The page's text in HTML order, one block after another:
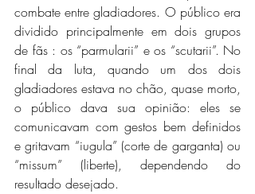
combate entre gladiadores. O público era
dividido principalmente em dois grupos
de fãs : os “parmularii” e os “scutarii”. No
final da luta, quando um dos dois
gladiadores estava no chão, quase morto,
o público dava sua opinião: eles se
comunicavam com gestos bem definidos
e gritavam “iugula” (corte de garganta) ou
“missum” (liberte), dependendo do
resultado desejado.